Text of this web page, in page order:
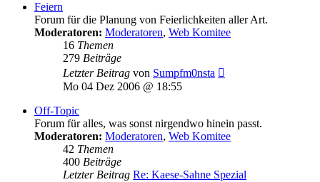
Feiern
Forum für die Planung von Feierlichkeiten aller Art.
Moderatoren: Moderatoren, Web Komitee
16 Themen
279 Beiträge
Letzter Beitrag von Sumpfm0nsta
Mo 04 Dez 2006 @ 18:55
Off-Topic
Forum für alles, was sonst nirgendwo hinein passt.
Moderatoren: Moderatoren, Web Komitee
42 Themen
400 Beiträge
Letzter Beitrag Re: Kaese-Sahne Spezial